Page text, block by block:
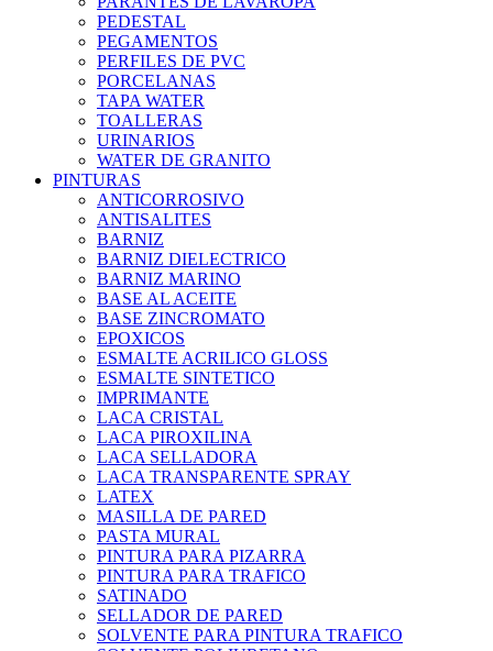
PEDESTAL
PEGAMENTOS
PERFILES DE PVC
PORCELANAS
TAPA WATER
TOALLERAS
URINARIOS
WATER DE GRANITO
PINTURAS
ANTICORROSIVO
ANTISALITES
BARNIZ
BARNIZ DIELECTRICO
BARNIZ MARINO
BASE AL ACEITE
BASE ZINCROMATO
EPOXICOS
ESMALTE ACRILICO GLOSS
ESMALTE SINTETICO
IMPRIMANTE
LACA CRISTAL
LACA PIROXILINA
LACA SELLADORA
LACA TRANSPARENTE SPRAY
LATEX
MASILLA DE PARED
PASTA MURAL
PINTURA PARA PIZARRA
PINTURA PARA TRAFICO
SATINADO
SELLADOR DE PARED
SOLVENTE PARA PINTURA TRAFICO